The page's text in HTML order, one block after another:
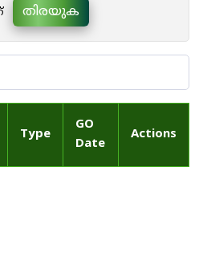
തിരയുക
Type
GO
Date
Actions